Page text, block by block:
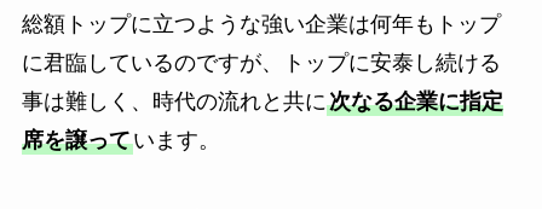
総額トップに立つような強い企業は何年もトップ
に君臨しているのですが、トップに安泰し続ける
事は難しく、時代の流れと共に次なる企業に指定
席を譲っています。